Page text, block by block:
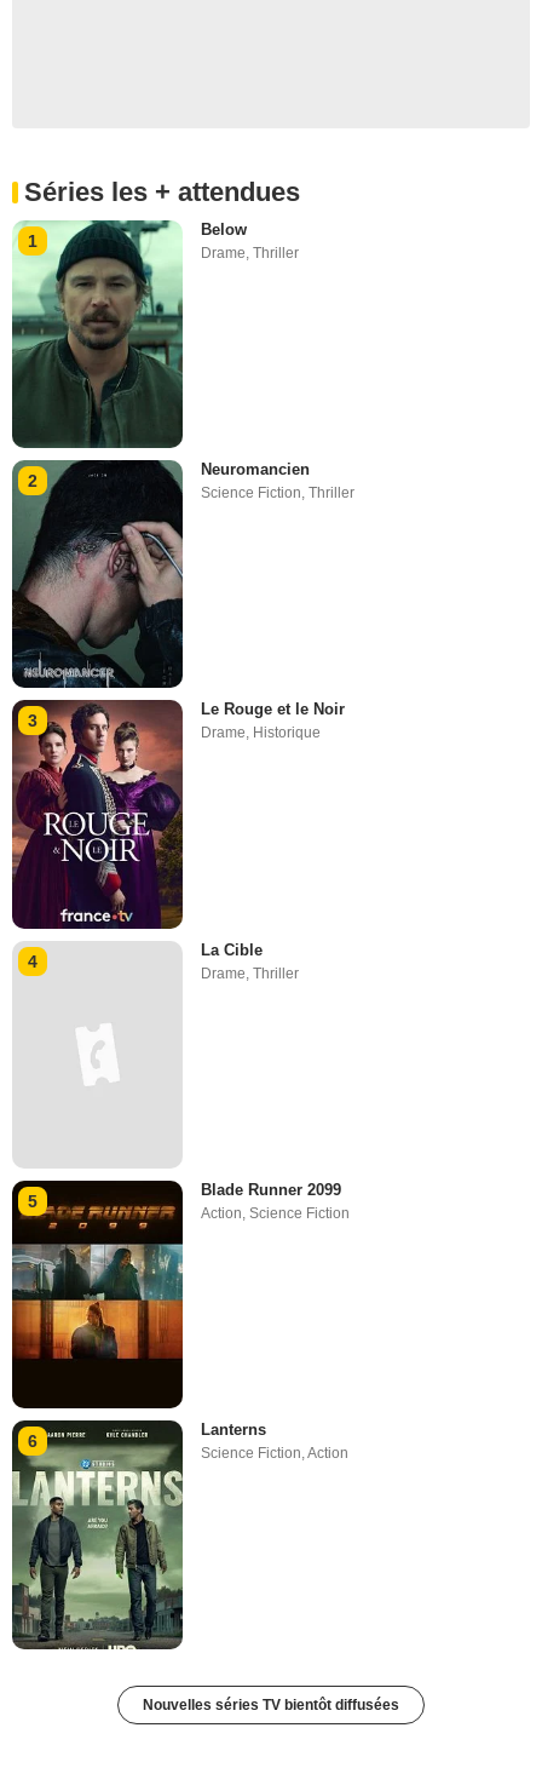
Séries les + attendues
1
Below
Drame ,Thriller
2
Neuromancien
Science Fiction,Thriller
3
Le Rouge et le Noir
Drame, Historique
4
La Cible
Drame ,Thriller
5
Blade Runner 2099
Action,Science Fiction
6
Lanterns
Science Fiction,Action
Nouvelles séries TV bientôt diffusées